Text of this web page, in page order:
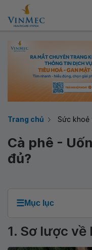
Trang chủ Sức khoẻ
Cà phê -
đủ?
☰Mục lục
1. Sơ lược